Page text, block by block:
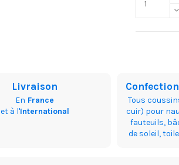
Livraison
En France
et à l'International
Tous
cuir) pour
fauteuils,
de soleil,